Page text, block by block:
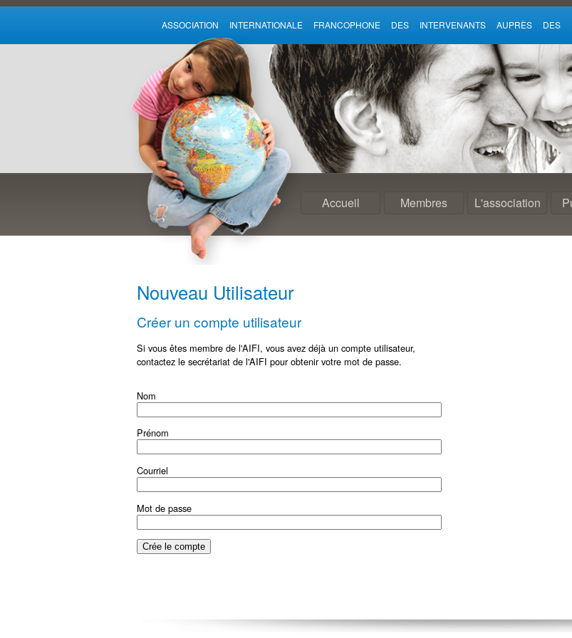
ASSOCIATION INTERNATIONALE FRANCOPHONE DES INTERVENANTS AUPRÈS DES
Accueil Membres L'association
Nouveau Utilisateur
Créer un compte utilisateur
Si vous êtes membre de l'AIFI, vous avez déjà un compte utilisateur,
contactez le secrétariat de l'AIFI pour obtenir votre mot de passe.
Nom
Prénom
Courriel
Mot de passe